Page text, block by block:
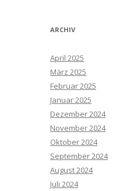
ARCHIV
April 2025
März 2025
Februar 2025
Januar 2025
Dezember 2024
November 2024
Oktober 2024
September 2024
August 2024
Juli 2024